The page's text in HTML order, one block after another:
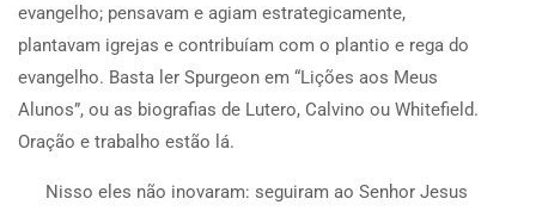
evangelho; pensavam e agiam estrategicamente,
plantavam igrejas e contribuíam com o plantio e rega do
evangelho. Basta ler Spurgeon em “Lições aos Meus
Alunos”, ou as biografias de Lutero, Calvino ou Whitefield.
Oração e trabalho estão lá.
Nisso eles não inovaram: seguiram ao Senhor Jesus